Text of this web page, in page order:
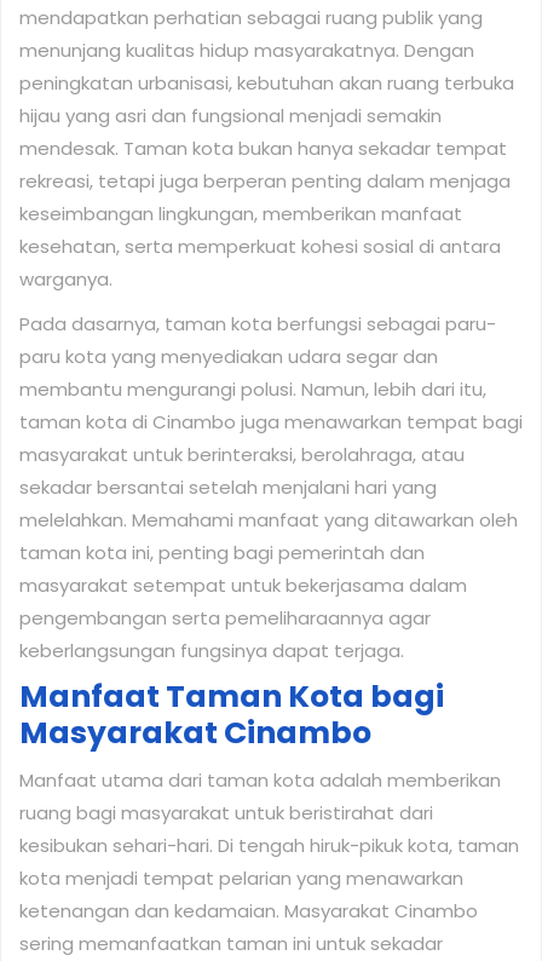
mendapatkan perhatian sebagai ruang publik yang
menunjang kualitas hidup masyarakatnya. Dengan
peningkatan urbanisasi, kebutuhan akan ruang terbuka
hijau yang asri dan fungsional menjadi semakin
mendesak. Taman kota bukan hanya sekadar tempat
rekreasi, tetapi juga berperan penting dalam menjaga
keseimbangan lingkungan, memberikan manfaat
kesehatan, serta memperkuat kohesi sosial di antara
warganya.
Pada dasarnya, taman kota berfungsi sebagai paru-
paru kota yang menyediakan udara segar dan
membantu mengurangi polusi. Namun, lebih dari itu,
taman kota di Cinambo juga menawarkan tempat bagi
masyarakat untuk berinteraksi, berolahraga, atau
sekadar bersantai setelah menjalani hari yang
melelahkan. Memahami manfaat yang ditawarkan oleh
taman kota ini, penting bagi pemerintah dan
masyarakat setempat untuk bekerjasama dalam
pengembangan serta pemeliharaannya agar
keberlangsungan fungsinya dapat terjaga.
Manfaat Taman Kota bagi
Masyarakat Cinambo
Manfaat utama dari taman kota adalah memberikan
ruang bagi masyarakat untuk beristirahat dari
kesibukan sehari-hari. Di tengah hiruk-pikuk kota, taman
kota menjadi tempat pelarian yang menawarkan
ketenangan dan kedamaian. Masyarakat Cinambo
sering memanfaatkan taman ini untuk sekadar